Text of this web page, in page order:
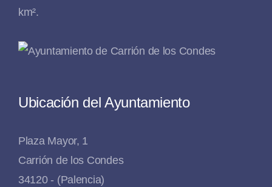
km².
Ubicación del Ayuntamiento
Plaza Mayor, 1
Carrión de los Condes
34120 - (Palencia)